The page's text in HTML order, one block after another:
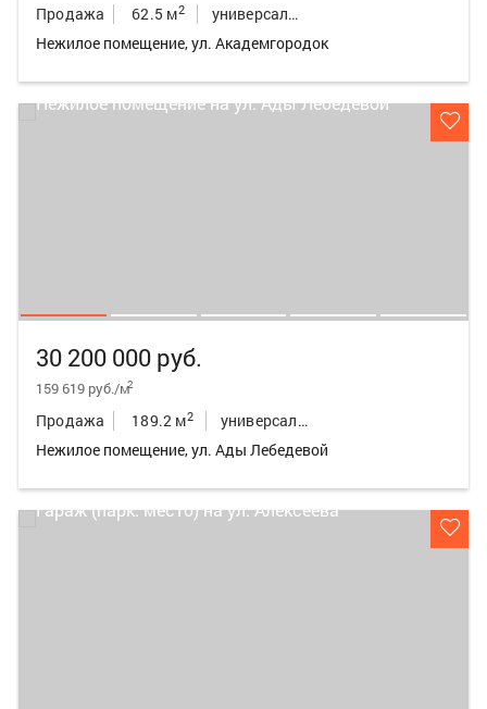
Продажа 62.5 м2
универсальное неж.пом.
Нежилое помещение, ул. Академгородок
30 200 000 руб.
159 619 руб./м2
Продажа 189.2 м2
универсальное неж.пом.
Нежилое помещение, ул. Ады Лебедевой